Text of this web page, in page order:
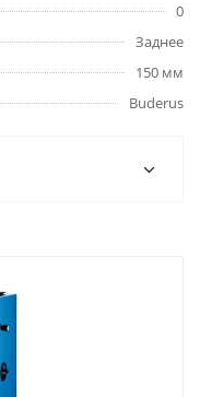
0
Заднее
150 мм
Buderus